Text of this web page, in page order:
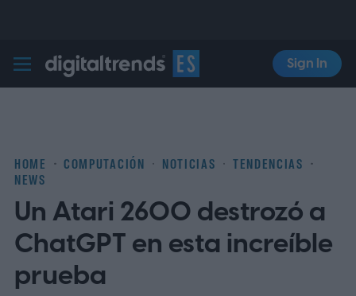
Digital Trends Español
Sign In
HOME COMPUTACIÓN NOTICIAS
TENDENCIAS
NEWS
Un Atari 2600 destrozó a
ChatGPT en esta increíble
prueba